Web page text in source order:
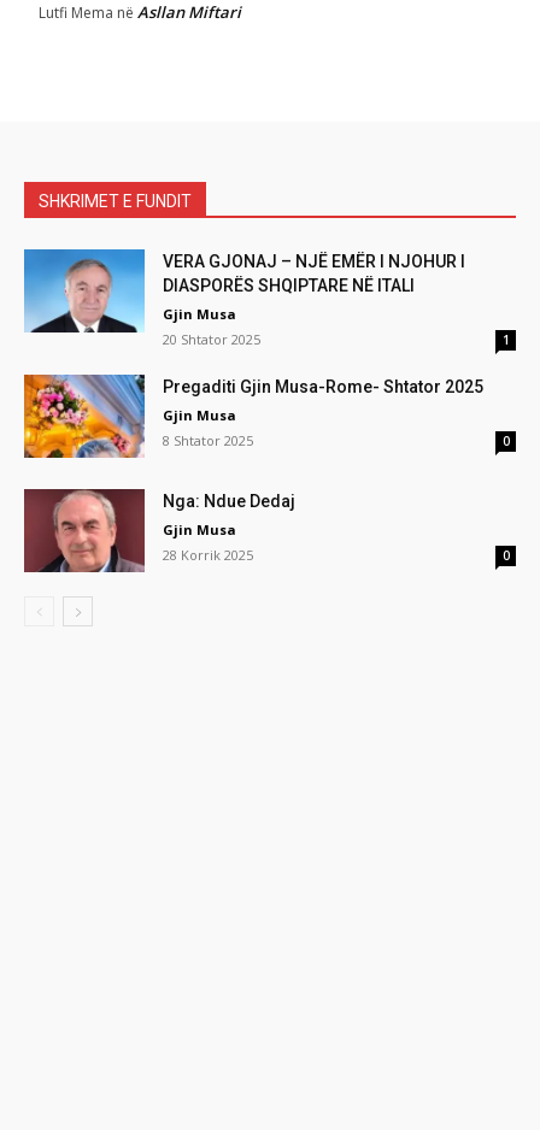
Lutfi Mema në Asllan Miftari
SHKRIMET E FUNDIT
VERA GJONAJ – NJË EMËR I NJOHUR I
DIASPORËS SHQIPTARE NË ITALI
Gjin Musa
20 Shtator 2025
1
Pregaditi Gjin Musa-Rome- Shtator 2025
Gjin Musa
8 Shtator 2025
0
Nga: Ndue Dedaj
Gjin Musa
28 Korrik 2025
0